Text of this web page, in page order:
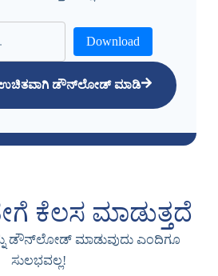
Download
ಉಚಿತವಾಗಿ ಡೌನ್‌ಲೋಡ್ ಮಾಡಿ
ಕೆಲಸ ಮಾಡುತ್ತದೆ
ಡೌನ್‌ಲೋಡ್ ಮಾಡುವುದು ಎಂದಿಗೂ
ಸುಲಭವಲ್ಲ!